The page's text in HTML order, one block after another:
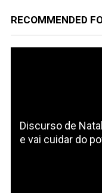
RECOMMENDED
Discurso de
e vai cuidar do